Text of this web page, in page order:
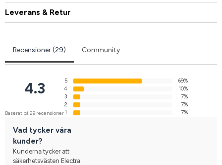
Leverans & Retur
Recensioner (29) Community
4.3
Baserat på 29 recensioner
5
69%
4
10%
3
7%
2
7%
1
7%
Vad tycker våra
kunder?
Kunderna tycker att
säkerhetsvästen Electra